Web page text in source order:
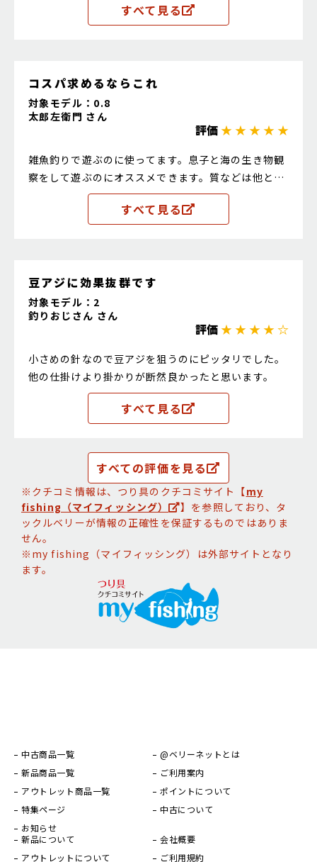
すべて見る
コスパ求めるならこれ
対象モデル：0.8
太郎左衛門 さん
評価★ ★ ★ ★ ★
雑魚釣りで遊ぶのに使ってます。息子と海の生き物観
察をして遊ぶのにオススメできます。質などは他と比
べれば正直ショボい方ですが、雑魚釣りにはこれで良
すべて見る
豆アジに効果抜群です
対象モデル：2
釣りおじさん さん
評価★ ★ ★ ★ ☆
小さめの針なので豆アジを狙うのにピッタリでした。
他の仕掛けより掛かりが断然良かったと思います。
すべて見る
すべての評価を見る
※クチコミ情報は、つり具のクチコミサイト【my
fishing（マイフィッシング）
】を参照しており、タ
ックルベリーが情報の正確性を保証するものではありま
せん。
※my fishing（マイフィッシング）は外部サイトとなり
ます。
中古商品一覧
新品商品一覧
アウトレット商品一覧
特集ページ
お知らせ
@ベリーネットとは
ご利用案内
ポイントについて
中古について
新品について
アウトレットについて
会社概要
ご利用規約